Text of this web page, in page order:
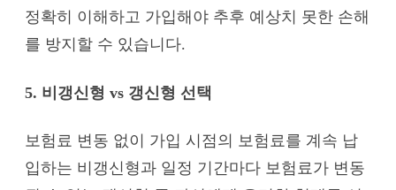
정확히 이해하고 가입해야 추후 예상치 못한 손해
를 방지할 수 있습니다.
5. 비갱신형 vs 갱신형 선택
보험료 변동 없이 가입 시점의 보험료를 계속 납
입하는 비갱신형과 일정 기간마다 보험료가 변동